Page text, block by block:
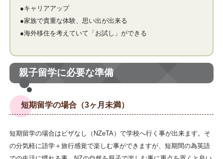
●キャリアアップ
●家族で貴重な体験、思い出が出来る
●海外移住を考えていて「お試し」ができる
親子留学に必要な準備
短期留学の場合（3ヶ月未満）
短期留学の場合はビザなし（NZeTA）で学校へ行く事が出来ます。そ
の分気軽に語学＋旅行感覚で楽しむ事ができますが、短期間の為英語